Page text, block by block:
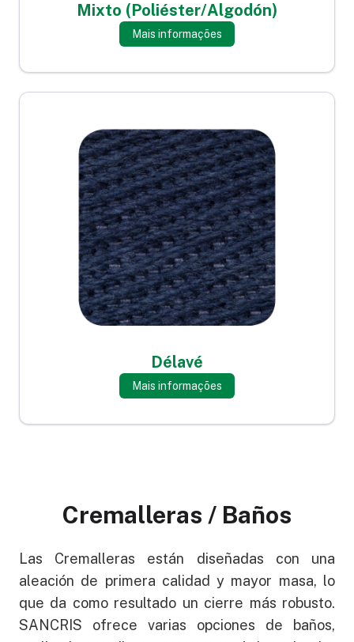
Mixto (Poliéster/Algodón)
Mais informações
Délavé
Mais informações
Cremalleras / Baños
Las Cremalleras están diseñadas con una
aleación de primera calidad y mayor masa, lo
que da como resultado un cierre más robusto.
SANCRIS ofrece varias opciones de baños,